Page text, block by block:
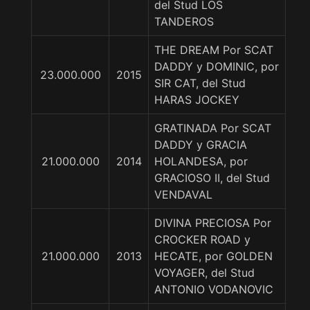
del Stud LOS
TANDEROS
23.000.000 2015
THE DREAM Por SCAT
DADDY y DOMINIC, por
SIR CAT, del Stud
HARAS JOCKEY
21.000.000 2014
GRATINADA Por SCAT
DADDY y GRACIA
HOLANDESA, por
GRACIOSO II, del Stud
VENDAVAL
21.000.000 2013
DIVINA PRECIOSA Por
CROCKER ROAD y
HECATE, por GOLDEN
VOYAGER, del Stud
ANTONIO VODANOVIC